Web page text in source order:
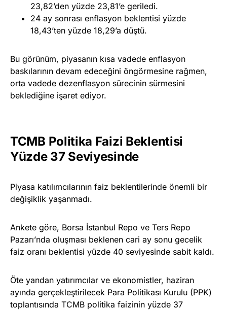
23,82’den yüzde 23,81’e geriledi.
24 ay sonrası enflasyon beklentisi yüzde
18,43’ten yüzde 18,29’a düştü.
Bu görünüm, piyasanın kısa vadede enflasyon
baskılarının devam edeceğini öngörmesine rağmen,
orta vadede dezenflasyon sürecinin sürmesini
beklediğine işaret ediyor.
TCMB Politika Faizi Beklentisi
Yüzde 37 Seviyesinde
Piyasa katılımcılarının faiz beklentilerinde önemli bir
değişiklik yaşanmadı.
Ankete göre, Borsa İstanbul Repo ve Ters Repo
Pazarı’nda oluşması beklenen cari ay sonu gecelik
faiz oranı beklentisi yüzde 40 seviyesinde sabit kaldı.
Öte yandan yatırımcılar ve ekonomistler, haziran
ayında gerçekleştirilecek Para Politikası Kurulu (PPK)
toplantısında TCMB politika faizinin yüzde 37